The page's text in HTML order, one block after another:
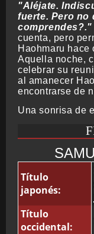
"Aléjate.
fuerte. Pero no
comprendes?."
cuenta, pero
Haohmaru hace
Aquella noche,
celebrar su
al amanecer
encontrarse de
Una sonrisa de
Título
japonés:
Título
occidental: